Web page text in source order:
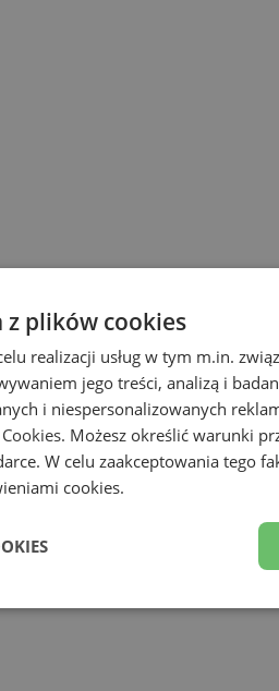
z plików cookies
realizacji usług w tym m.in.
jego treści, analizą i
i niespersonalizowanych
Cookies. Możesz określić warunki
W celu zaakceptowania tego
cookies.